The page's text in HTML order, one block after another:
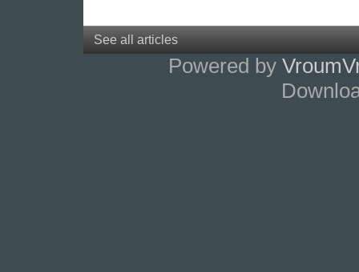
See all articles
Powered by